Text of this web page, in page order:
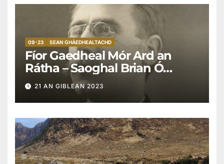
09-23 SEAN GHÀEDHEALTACHD
Fíor Gaedheal Mór Ard an
Rátha – Saoghal Brian Ó
Cianaigh (1877 go 1943)
21 AN GIBLEAN 2023